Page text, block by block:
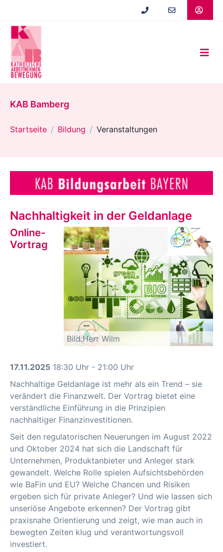
springen
KAB Bamberg
Startseite Bildung Veranstaltungen
Nachhaltigkeit in der Geldanlage
Bild:Herr Wilm
Online-
Vortrag
17.11.2025 18:30 Uhr - 21:00 Uhr
Nachhaltige Geldanlage ist mehr als ein Trend – sie
verändert die Finanzwelt. Der Vortrag bietet eine
verständliche Einführung in die Prinzipien
nachhaltiger Finanzinvestitionen.
Seit den regulatorischen Neuerungen im August 2022
und Oktober 2024 hat sich die Landschaft für
Unternehmen, Produktanbieter und Anleger stark
gewandelt. Welche Rolle spielen Aufsichtsbehörden
wie BaFin und EU? Welche Chancen und Risiken
ergeben sich für private Anleger? Und wie lassen sich
unseriöse Angebote erkennen? Der Vortrag gibt
praxisnahe Orientierung und zeigt, wie man auch in
bewegten Zeiten klug und verantwortungsvoll
investiert.